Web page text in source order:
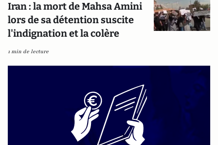
Iran : la mort de Mahsa Amini
lors de sa détention suscite
l'indignation et la colère
1 min de lecture